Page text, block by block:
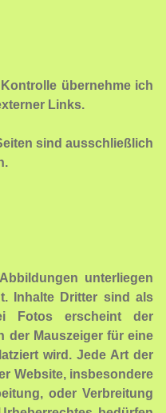
übernehme ich
Links.
sind ausschließlich
unterliegen
Inhalte Dritter sind als
Fotos erscheint der
der Mauszeiger für eine
wird. Jede Art der
Website, insbesondere
oder Verbreitung